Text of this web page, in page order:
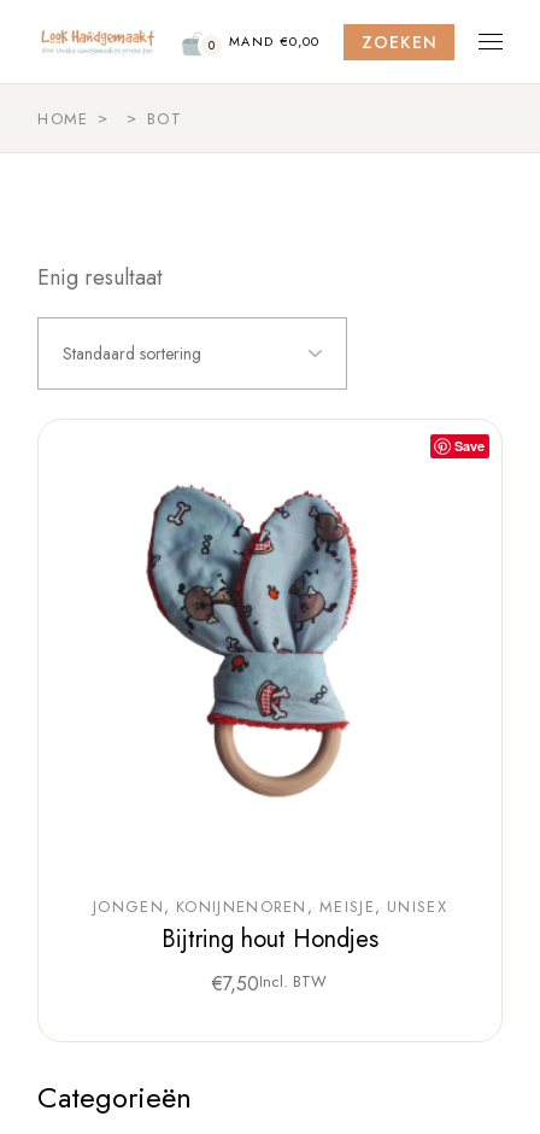
content
0 MAND €0,00 ZOEKEN
HOME BOT
Enig resultaat
Standaard sortering
Save
JONGEN KONIJNENOREN MEISJE UNISEX
Bijtring hout Hondjes
€7,50Incl. BTW
Categorieën